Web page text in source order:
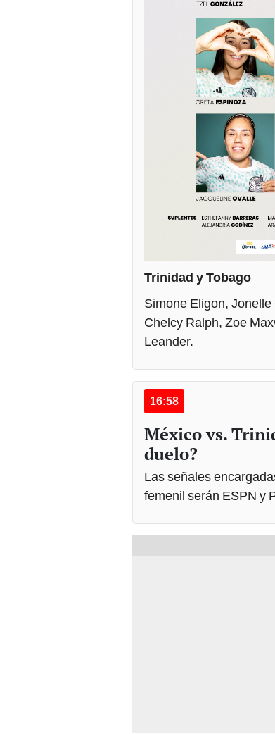
Trinidad y Tobago
Simone Eligon,
Chelcy Ralph, Zoe
Leander.
16:58
México vs.
duelo?
Las señales
femenil serán ESPN y